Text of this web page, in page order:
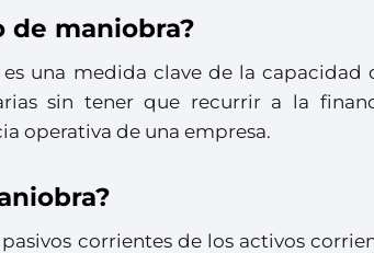
de maniobra?
una medida clave de la capacidad
sin tener que recurrir a la
operativa de una empresa.
corrientes de los activos